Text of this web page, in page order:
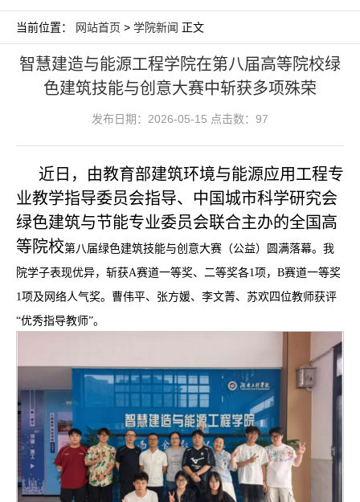
当前位置： 网站首页 > 学院新闻 正文
智慧建造与能源工程学院在第八届高等院校绿
色建筑技能与创意大赛中斩获多项殊荣
发布日期：2026-05-15 点击数： 97
近日， 由教育部建筑环境与能源应用工程专
业教学指导委员会指导、中国城市科学研究会
绿色建筑与节能专业委员会联合主办的全国高
等院校第八届绿色建筑技能与创意大赛（公益）圆满落幕。我
院学子表现优异，斩获A赛道一等奖、二等奖各1项，B赛道一等奖
1项及网络人气奖。曹伟平、张方媛、李文菁、苏欢四位教师获评
“优秀指导教师”。